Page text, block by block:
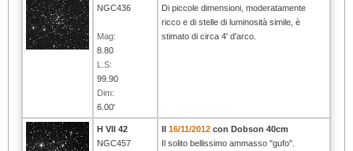
NGC436
Mag:
8.80
L.S:
99.90
Dim:
6.00'
Di piccole dimensioni, moderatamente
ricco e di stelle di luminosità simile, è
stimato di circa 4' d'arco.
H VII 42
NGC457
Il16/11/2012 con Dobson 40cm
Il solito bellissimo ammasso "gufo".